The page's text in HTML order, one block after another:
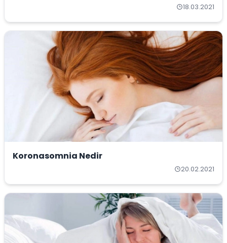
18.03.2021
Koronasomnia Nedir
20.02.2021